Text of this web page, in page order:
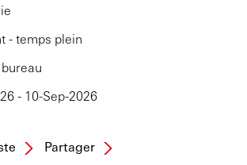
- temps plein
- 10-Sep-2026
Partager